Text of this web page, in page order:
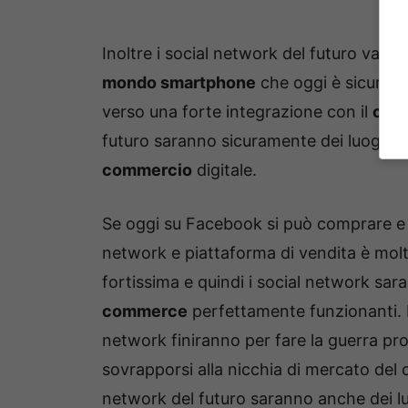
Inoltre i social network del futuro
mondo smartphone che oggi è
verso una forte integrazione con il
futuro saranno sicuramente dei luoghi
commercio digitale.
Se oggi su Facebook si può comprare
network e piattaforma di vendita è
fortissima e quindi i social network
commerce perfettamente funzionanti.
network finiranno per fare la guerra
sovrapporsi alla nicchia di mercato del
network del futuro saranno anche dei